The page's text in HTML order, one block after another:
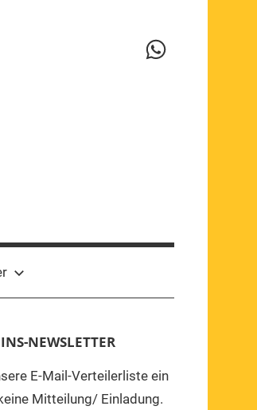
WhatsApp-
NEWSLETTER
E-Mail-Verteilerliste ein
Mitteilung/ Einladung.